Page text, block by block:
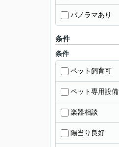
パノラマあり
条件
条件
ペット飼育可
ペット専用設備
楽器相談
陽当り良好